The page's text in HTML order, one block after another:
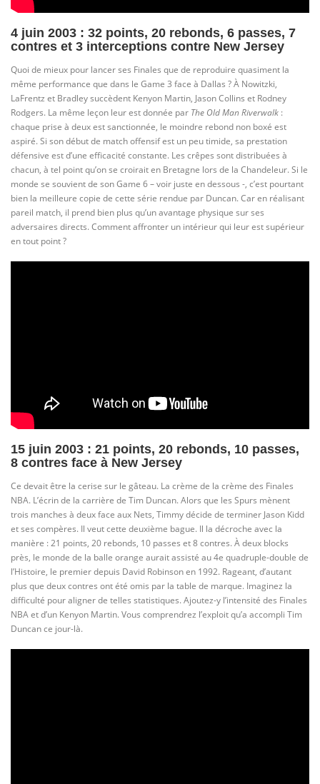
4 juin 2003 : 32 points, 20 rebonds, 6 passes, 7
contres et 3 interceptions contre New Jersey
Quoi de mieux pour lancer ses Finales que de reproduire quasiment la
même performance que dans le Game 3 face à Dallas ? À Nowitzki,
LaFrentz et Bradley succèdent Kenyon Martin, Jason Collins et Rodney
Rodgers. La même leçon leur est donnée par The Old Man Riverwalk :
chaque prise à deux est sanctionnée, le moindre rebond non boxé est
aspiré. Si son début de match offensif est un peu timide, sa prestation
défensive est d’une efficacité constante. Les crêpes sont distribuées à
chacun, à tel point qu’on se croirait en Bretagne lors de la Chandeleur. Si le
monde se souvient de son Game 6 – voir juste en dessous -, c’est pourtant
bien la meilleure copie de cette série rendue par Duncan. Car en réalisant
pareil match, il prend bien plus qu’un avantage physique sur ses
adversaires directs. Comment affronter un intérieur qui leur est supérieur
en tout point ?
15 juin 2003 : 21 points, 20 rebonds, 10 passes,
8 contres face à New Jersey
Ce devait être la cerise sur le gâteau. La crème de la crème des Finales
NBA. L’écrin de la carrière de Tim Duncan. Alors que les Spurs mènent
trois manches à deux face aux Nets, Timmy décide de terminer Jason Kidd
et ses compères. Il veut cette deuxième bague. Il la décroche avec la
manière : 21 points, 20 rebonds, 10 passes et 8 contres. À deux blocks
près, le monde de la balle orange aurait assisté au 4e quadruple-double de
l’Histoire, le premier depuis David Robinson en 1992. Rageant, d’autant
plus que deux contres ont été omis par la table de marque. Imaginez la
difficulté pour aligner de telles statistiques. Ajoutez-y l’intensité des Finales
NBA et d’un Kenyon Martin. Vous comprendrez l’exploit qu’a accompli Tim
Duncan ce jour-là.